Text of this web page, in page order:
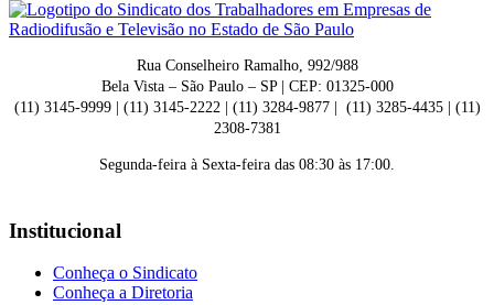
Rua Conselheiro Ramalho, 992/988
Bela Vista – São Paulo – SP | CEP: 01325-000
(11) 3145-9999 | (11) 3145-2222 | (11) 3284-9877 | (11) 3285-4435 | (11)
2308-7381
Segunda-feira à Sexta-feira das 08:30 às 17:00.
Institucional
Conheça o Sindicato
Conheça a Diretoria